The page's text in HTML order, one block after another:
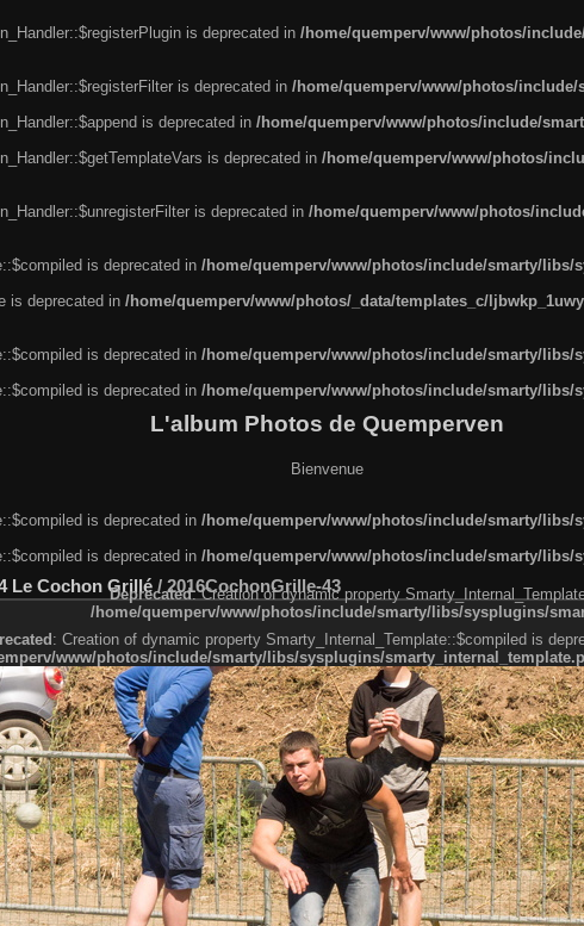
is deprecated in /home/quemperv/www/photos/
is deprecated in /home/quemperv/www/photos/
is deprecated in /home/quemperv/www/photos/include/
is deprecated in /home/quemperv/www/photos/
is deprecated in /home/quemperv/www/photos/
is deprecated in /home/quemperv/www/photos/include/smarty/libs/
is deprecated in /home/quemperv/www/photos/_data/templates_c/
is deprecated in /home/quemperv/www/photos/include/smarty/libs/
is deprecated in /home/quemperv/www/photos/include/smarty/libs/
L'album Photos de Quemperven
Bienvenue
is deprecated in /home/quemperv/www/photos/include/smarty/libs/
is deprecated in /home/quemperv/www/photos/include/smarty/libs/
Le Cochon Grillé / 2016CochonGrille-43
Deprecated: Creation of dynamic property
/home/quemperv/www/photos/include/smarty/libs/sysplugins/
: Creation of dynamic property Smarty_Internal_Template::$compiled is
www/photos/include/smarty/libs/sysplugins/